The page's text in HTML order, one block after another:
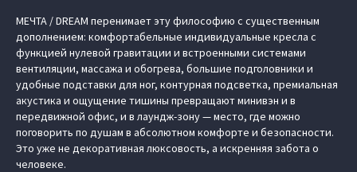
МЕЧТА / DREAM перенимает эту философию с существенным
дополнением: комфортабельные индивидуальные кресла с
функцией нулевой гравитации и встроенными системами
вентиляции, массажа и обогрева, большие подголовники и
удобные подставки для ног, контурная подсветка, премиальная
акустика и ощущение тишины превращают минивэн и в
передвижной офис, и в лаундж-зону — место, где можно
поговорить по душам в абсолютном комфорте и безопасности.
Это уже не декоративная люксовость, а искренняя забота о
человеке.